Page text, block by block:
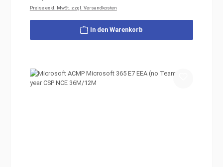
Preise exkl. MwSt. zzgl. Versandkosten
In den Warenkorb